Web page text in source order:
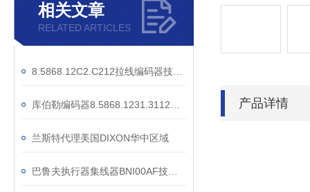
相关文章
RELATED ARTICLES
兰斯特代理美国DIXON华中区域
产品详情